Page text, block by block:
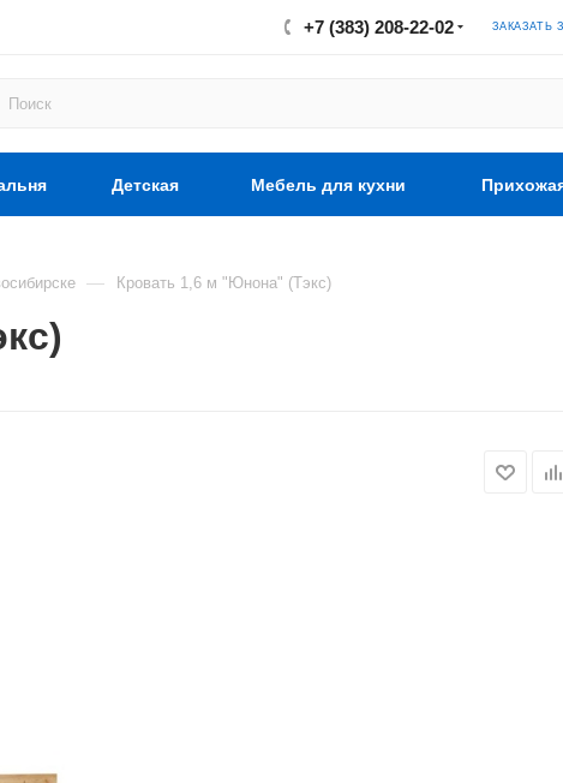
+7 (383) 208-22-02 ЗАКАЗАТЬ
Детская Мебель для кухни
— Кровать 1,6 м "Юнона" (Тэкс)